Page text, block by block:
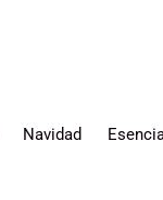
Navidad